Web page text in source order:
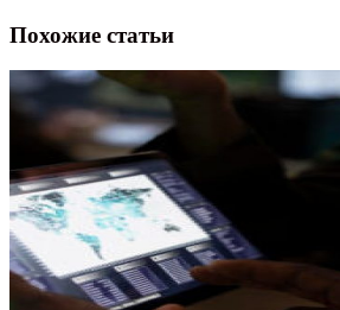
Похожие статьи